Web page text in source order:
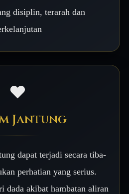
disiplin, terarah dan
❤️
Jantung
dapat terjadi secara tiba-
perhatian yang serius.
dada akibat hambatan aliran